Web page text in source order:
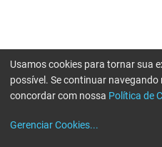
Usamos cookies para tornar sua
possível. Se continuar navegando
concordar com nossa Política de
Gerenciar Cookies...
Erro ao enviar informações, por